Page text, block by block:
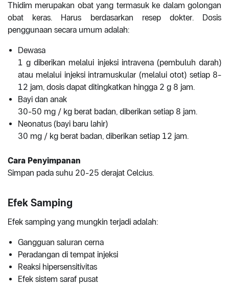
Thidim merupakan obat yang termasuk ke dalam golongan
obat keras. Harus berdasarkan resep dokter. Dosis
penggunaan secara umum adalah:
Dewasa
1 g diberikan melalui injeksi intravena (pembuluh darah)
atau melalui injeksi intramuskular (melalui otot) setiap 8-
12 jam, dosis dapat ditingkatkan hingga 2 g 8 jam.
Bayi dan anak
30-50 mg / kg berat badan, diberikan setiap 8 jam.
Neonatus (bayi baru lahir)
30 mg / kg berat badan, diberikan setiap 12 jam.
Cara Penyimpanan
Simpan pada suhu 20-25 derajat Celcius.
Efek Samping
Efek samping yang mungkin terjadi adalah:
Gangguan saluran cerna
Peradangan di tempat injeksi
Reaksi hipersensitivitas
Efek sistem saraf pusat